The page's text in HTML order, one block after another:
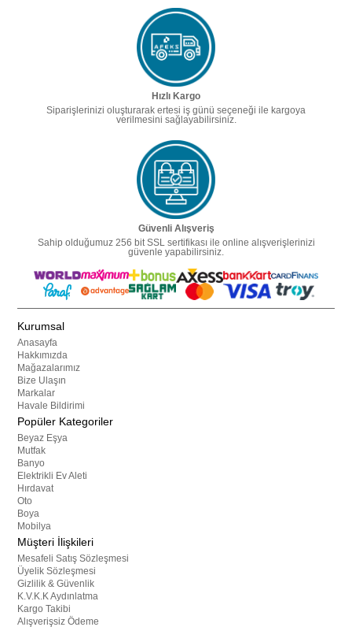
Hızlı Kargo
Siparişlerinizi oluşturarak ertesi iş günü seçeneği ile kargoya
verilmesini sağlayabilirsiniz.
Güvenli Alışveriş
Sahip olduğumuz 256 bit SSL sertifikası ile online alışverişlerinizi
güvenle yapabilirsiniz.
Kurumsal
Anasayfa
Hakkımızda
Mağazalarımız
Bize Ulaşın
Markalar
Havale Bildirimi
Popüler Kategoriler
Beyaz Eşya
Mutfak
Banyo
Elektrikli Ev Aleti
Hırdavat
Oto
Boya
Mobilya
Müşteri İlişkileri
Mesafeli Satış Sözleşmesi
Üyelik Sözleşmesi
Gizlilik & Güvenlik
K.V.K.K Aydınlatma
Kargo Takibi
Alışverişsiz Ödeme